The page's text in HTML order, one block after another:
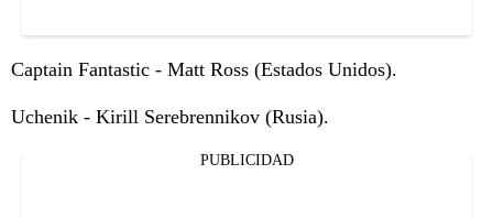
Captain Fantastic - Matt Ross (Estados Unidos).
Uchenik - Kirill Serebrennikov (Rusia).
PUBLICIDAD